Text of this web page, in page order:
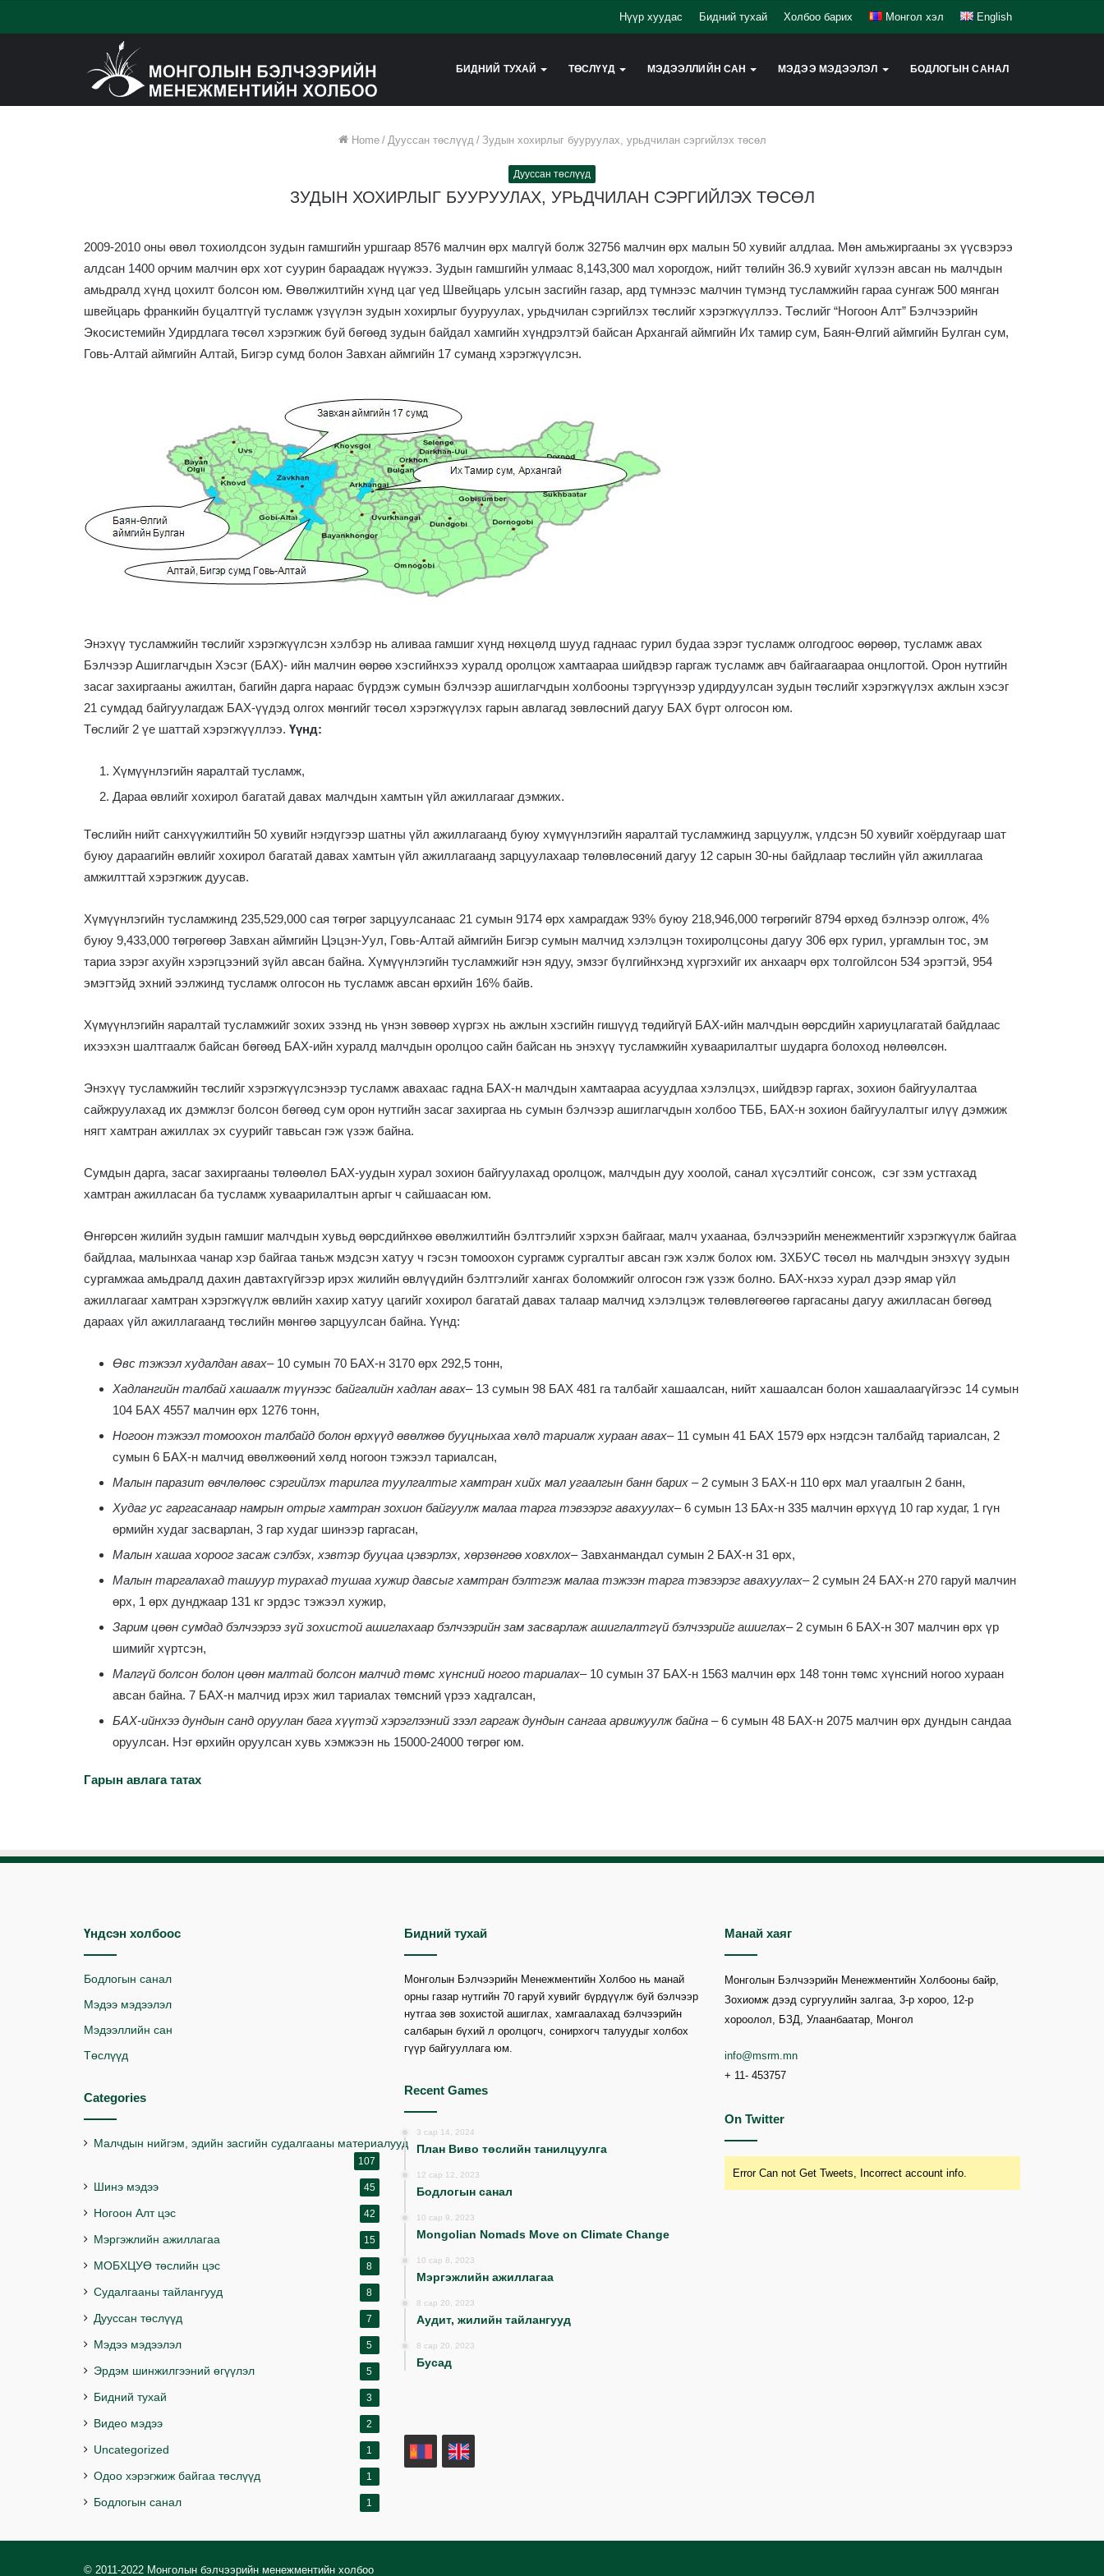
Нүүр хуудас Бидний тухай Холбоо барих Монгол хэл English
БИДНИЙ ТУХАЙ ТӨСЛҮҮД МЭДЭЭЛЛИЙН САН МЭДЭЭ МЭДЭЭЛЭЛ БОДЛОГЫН САНАЛ
Home / Дууссан төслүүд / Зудын хохирлыг бууруулах, урьдчилан сэргийлэх төсөл
Дууссан төслүүд
ЗУДЫН ХОХИРЛЫГ БУУРУУЛАХ, УРЬДЧИЛАН СЭРГИЙЛЭХ ТӨСӨЛ
2009-2010 оны өвөл тохиолдсон зудын гамшгийн уршгаар 8576 малчин өрх малгүй болж 32756 малчин өрх малын 50 хувийг алдлаа. Мөн амьжиргааны эх үүсвэрээ
алдсан 1400 орчим малчин өрх хот суурин бараадаж нүүжээ. Зудын гамшгийн улмаас 8,143,300 мал хорогдож, нийт төлийн 36.9 хувийг хүлээн авсан нь малчдын
амьдралд хүнд цохилт болсон юм. Өвөлжилтийн хүнд цаг үед Швейцарь улсын засгийн газар, ард түмнээс малчин түмэнд тусламжийн гараа сунгаж 500 мянган
швейцарь франкийн буцалтгүй тусламж үзүүлэн зудын хохирлыг бууруулах, урьдчилан сэргийлэх төслийг хэрэгжүүллээ. Төслийг “Ногоон Алт” Бэлчээрийн
Экосистемийн Удирдлага төсөл хэрэгжиж буй бөгөөд зудын байдал хамгийн хүндрэлтэй байсан Архангай аймгийн Их тамир сум, Баян-Өлгий аймгийн Булган сум,
Говь-Алтай аймгийн Алтай, Бигэр сумд болон Завхан аймгийн 17 суманд хэрэгжүүлсэн.
Энэхүү тусламжийн төслийг хэрэгжүүлсэн хэлбэр нь аливаа гамшиг хүнд нөхцөлд шууд гаднаас гурил будаа зэрэг тусламж олгодгоос өөрөөр, тусламж авах
Бэлчээр Ашиглагчдын Хэсэг (БАХ)- ийн малчин өөрөө хэсгийнхээ хуралд оролцож хамтаараа шийдвэр гаргаж тусламж авч байгаагаараа онцлогтой. Орон нутгийн
засаг захиргааны ажилтан, багийн дарга нараас бүрдэж сумын бэлчээр ашиглагчдын холбооны тэргүүнээр удирдуулсан зудын төслийг хэрэгжүүлэх ажлын хэсэг
21 сумдад байгуулагдаж БАХ-үүдэд олгох мөнгийг төсөл хэрэгжүүлэх гарын авлагад зөвлөсний дагуу БАХ бүрт олгосон юм.
Төслийг 2 үе шаттай хэрэгжүүллээ. Үүнд:
Хүмүүнлэгийн яаралтай тусламж,
Дараа өвлийг хохирол багатай давах малчдын хамтын үйл ажиллагааг дэмжих.
Төслийн нийт санхүүжилтийн 50 хувийг нэгдүгээр шатны үйл ажиллагаанд буюу хүмүүнлэгийн яаралтай тусламжинд зарцуулж, үлдсэн 50 хувийг хоёрдугаар шат
буюу дараагийн өвлийг хохирол багатай давах хамтын үйл ажиллагаанд зарцуулахаар төлөвлөсөний дагуу 12 сарын 30-ны байдлаар төслийн үйл ажиллагаа
амжилттай хэрэгжиж дуусав.
Хүмүүнлэгийн тусламжинд 235,529,000 сая төгрөг зарцуулсанаас 21 сумын 9174 өрх хамрагдаж 93% буюу 218,946,000 төгрөгийг 8794 өрхөд бэлнээр олгож, 4%
буюу 9,433,000 төгрөгөөр Завхан аймгийн Цэцэн-Уул, Говь-Алтай аймгийн Бигэр сумын малчид хэлэлцэн тохиролцсоны дагуу 306 өрх гурил, ургамлын тос, эм
тариа зэрэг ахуйн хэрэгцээний зүйл авсан байна. Хүмүүнлэгийн тусламжийг нэн ядуу, эмзэг бүлгийнхэнд хүргэхийг их анхаарч өрх толгойлсон 534 эрэгтэй, 954
эмэгтэйд эхний ээлжинд тусламж олгосон нь тусламж авсан өрхийн 16% байв.
Хүмүүнлэгийн яаралтай тусламжийг зохих эзэнд нь үнэн зөвөөр хүргэх нь ажлын хэсгийн гишүүд төдийгүй БАХ-ийн малчдын өөрсдийн хариуцлагатай байдлаас
ихээхэн шалтгаалж байсан бөгөөд БАХ-ийн хуралд малчдын оролцоо сайн байсан нь энэхүү тусламжийн хуваарилалтыг шударга болоход нөлөөлсөн.
Энэхүү тусламжийн төслийг хэрэгжүүлсэнээр тусламж авахаас гадна БАХ-н малчдын хамтаараа асуудлаа хэлэлцэх, шийдвэр гаргах, зохион байгуулалтаа
сайжруулахад их дэмжлэг болсон бөгөөд сум орон нутгийн засаг захиргаа нь сумын бэлчээр ашиглагчдын холбоо ТББ, БАХ-н зохион байгуулалтыг илүү дэмжиж
нягт хамтран ажиллах эх суурийг тавьсан гэж үзэж байна.
Сумдын дарга, засаг захиргааны төлөөлөл БАХ-уудын хурал зохион байгуулахад оролцож, малчдын дуу хоолой, санал хүсэлтийг сонсож, сэг зэм устгахад
хамтран ажилласан ба тусламж хуваарилалтын аргыг ч сайшаасан юм.
Өнгөрсөн жилийн зудын гамшиг малчдын хувьд өөрсдийнхөө өвөлжилтийн бэлтгэлийг хэрхэн байгааг, малч ухаанаа, бэлчээрийн менежментийг хэрэгжүүлж байгаа
байдлаа, малынхаа чанар хэр байгаа таньж мэдсэн хатуу ч гэсэн томоохон сургамж сургалтыг авсан гэж хэлж болох юм. ЗХБУС төсөл нь малчдын энэхүү зудын
сургамжаа амьдралд дахин давтахгүйгээр ирэх жилийн өвлүүдийн бэлтгэлийг хангах боломжийг олгосон гэж үзэж болно. БАХ-нхээ хурал дээр ямар үйл
ажиллагааг хамтран хэрэгжүүлж өвлийн хахир хатуу цагийг хохирол багатай давах талаар малчид хэлэлцэж төлөвлөгөөгөө гаргасаны дагуу ажилласан бөгөөд
дараах үйл ажиллагаанд төслийн мөнгөө зарцуулсан байна. Үүнд:
Өвс тэжээл худалдан авах– 10 сумын 70 БАХ-н 3170 өрх 292,5 тонн,
Хадлангийн талбай хашаалж түүнээс байгалийн хадлан авах– 13 сумын 98 БАХ 481 га талбайг хашаалсан, нийт хашаалсан болон хашаалаагүйгээс 14 сумын
104 БАХ 4557 малчин өрх 1276 тонн,
Ногоон тэжээл томоохон талбайд болон өрхүүд өвөлжөө бууцныхаа хөлд тариалж хураан авах– 11 сумын 41 БАХ 1579 өрх нэгдсэн талбайд тариалсан, 2
сумын 6 БАХ-н малчид өвөлжөөний хөлд ногоон тэжээл тариалсан,
Малын паразит өвчлөлөөс сэргийлэх тарилга туулгалтыг хамтран хийх мал угаалгын банн барих – 2 сумын 3 БАХ-н 110 өрх мал угаалгын 2 банн,
Худаг ус гаргасанаар намрын отрыг хамтран зохион байгуулж малаа тарга тэвээрэг авахуулах– 6 сумын 13 БАх-н 335 малчин өрхүүд 10 гар худаг, 1 гүн
өрмийн худаг засварлан, 3 гар худаг шинээр гаргасан,
Малын хашаа хороог засаж сэлбэх, хэвтэр бууцаа цэвэрлэх, хөрзөнгөө ховхлох– Завханмандал сумын 2 БАХ-н 31 өрх,
Малын таргалахад ташуур турахад тушаа хужир давсыг хамтран бэлтгэж малаа тэжээн тарга тэвээрэг авахуулах– 2 сумын 24 БАХ-н 270 гаруй малчин
өрх, 1 өрх дунджаар 131 кг эрдэс тэжээл хужир,
Зарим цөөн сумдад бэлчээрээ зүй зохистой ашиглахаар бэлчээрийн зам засварлаж ашиглалтгүй бэлчээрийг ашиглах– 2 сумын 6 БАХ-н 307 малчин өрх үр
шимийг хүртсэн,
Малгүй болсон болон цөөн малтай болсон малчид төмс хүнсний ногоо тариалах– 10 сумын 37 БАХ-н 1563 малчин өрх 148 тонн төмс хүнсний ногоо хураан
авсан байна. 7 БАХ-н малчид ирэх жил тариалах төмсний үрээ хадгалсан,
БАХ-ийнхээ дундын санд оруулан бага хүүтэй хэрэглээний зээл гаргаж дундын сангаа арвижуулж байна – 6 сумын 48 БАХ-н 2075 малчин өрх дундын сандаа
оруулсан. Нэг өрхийн оруулсан хувь хэмжээн нь 15000-24000 төгрөг юм.
Гарын авлага татах
Үндсэн холбоос
Бодлогын санал
Мэдээ мэдээлэл
Мэдээллийн сан
Төслүүд
Categories
Малчдын нийгэм, эдийн засгийн судалгааны материалууд
107
Шинэ мэдээ 45
Ногоон Алт цэс 42
Мэргэжлийн ажиллагаа 15
МОБХЦУӨ төслийн цэс 8
Судалгааны тайлангууд 8
Дууссан төслүүд 7
Мэдээ мэдээлэл 5
Эрдэм шинжилгээний өгүүлэл 5
Бидний тухай 3
Видео мэдээ 2
Uncategorized 1
Одоо хэрэгжиж байгаа төслүүд 1
Бодлогын санал 1
Бидний тухай
Монголын Бэлчээрийн Менежментийн Холбоо нь манай
орны газар нутгийн 70 гаруй хувийг бүрдүүлж буй бэлчээр
нутгаа зөв зохистой ашиглах, хамгаалахад бэлчээрийн
салбарын бүхий л оролцогч, сонирхогч талуудыг холбох
гүүр байгууллага юм.
Recent Games
3 сар 14, 2024
План Виво төслийн танилцуулга
12 сар 12, 2023
Бодлогын санал
10 сар 9, 2023
Mongolian Nomads Move on Climate Change
10 сар 8, 2023
Мэргэжлийн ажиллагаа
8 сар 20, 2023
Аудит, жилийн тайлангууд
8 сар 20, 2023
Бусад
MN
Манай хаяг
Монголын Бэлчээрийн Менежментийн Холбооны байр,
Зохиомж дээд сургуулийн залгаа, 3-р хороо, 12-р
хороолол, БЗД, Улаанбаатар, Монгол
info@msrm.mn
+ 11- 453757
On Twitter
Error Can not Get Tweets, Incorrect account info.
© 2011-2022 Монголын бэлчээрийн менежментийн холбоо